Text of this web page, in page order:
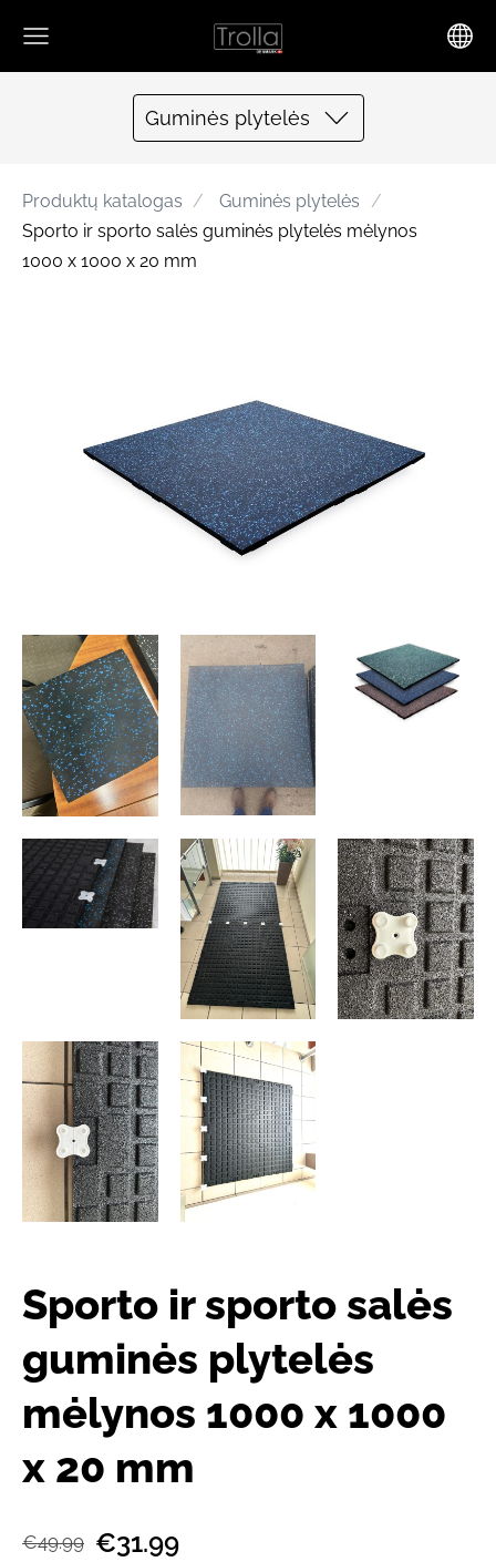
Guminės plytelės
Produktų katalogas
Guminės plytelės
Sporto ir sporto salės guminės plytelės mėlynos
1000 x 1000 x 20 mm
Sporto ir sporto salės
guminės plytelės
mėlynos 1000 x 1000
x 20 mm
€49.99 €31.99